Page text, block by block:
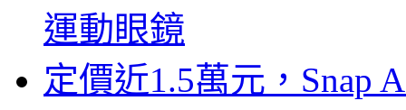
運動眼鏡
定價近1.5萬元，Snap